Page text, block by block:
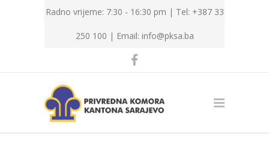
Radno vrijeme: 7:30 - 16:30 pm | Tel: +387 33
250 100 | Email: info@pksa.ba